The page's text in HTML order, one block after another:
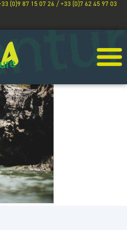
(0)9 87 15 07 26 / +33 (0)7 62 45 97 03